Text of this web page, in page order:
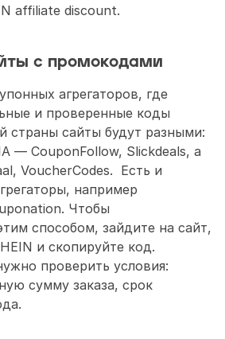
affiliate discount.
с промокодами
агрегаторов, где
и проверенные коды
страны сайты будут разными:
— CouponFollow, Slickdeals, а
VoucherCodes.  Есть и
Чтобы
способом, зайдите на сайт,
и скопируйте код.
проверить условия:
сумму заказа, срок